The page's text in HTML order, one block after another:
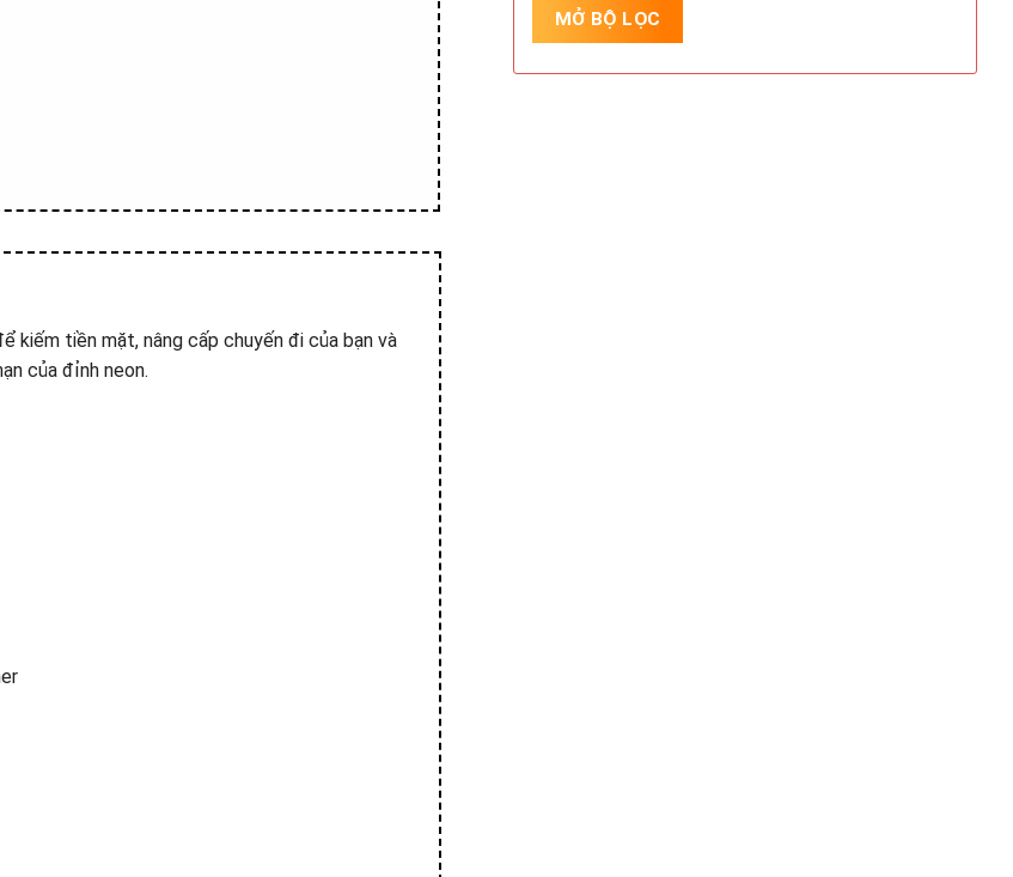
kiếm tiền mặt, nâng cấp chuyến đi của bạn và
của đỉnh neon.